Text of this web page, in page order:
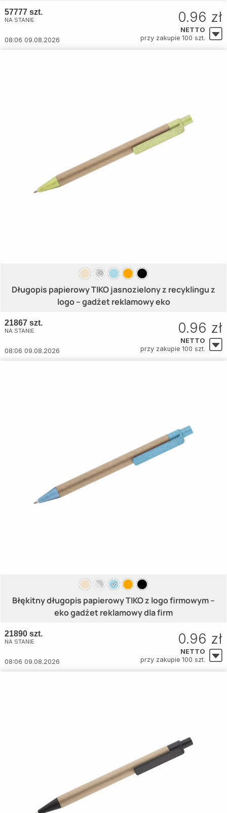
57777 szt.
NA STANIE
08:06 09.08.2026
0.96 zł
NETTO
przy zakupie 100 szt.
Długopis papierowy TIKO jasnozielony z recyklingu z
logo – gadżet reklamowy eko
21867 szt.
NA STANIE
08:06 09.08.2026
0.96 zł
NETTO
przy zakupie 100 szt.
Błękitny długopis papierowy TIKO z logo firmowym –
eko gadżet reklamowy dla firm
21890 szt.
NA STANIE
08:06 09.08.2026
0.96 zł
NETTO
przy zakupie 100 szt.